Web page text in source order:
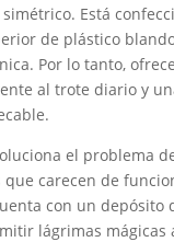
Está
de plástico
Por lo tanto,
al trote diario y
el problema
carecen de
con un depósito
lágrimas mágicas